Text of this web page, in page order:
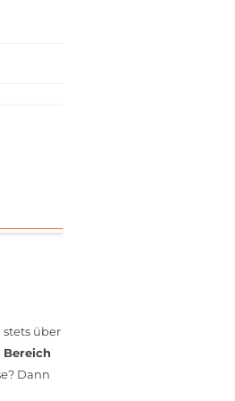
WERDEN
über
Dann